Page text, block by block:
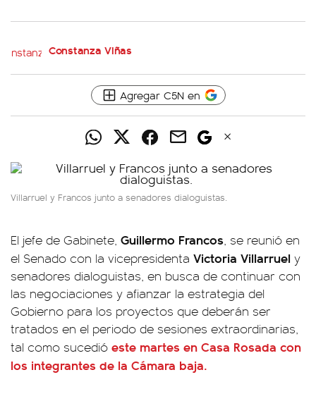
Constanza Viñas
Agregar C5N en
Villarruel y Francos junto a senadores dialoguistas.
El jefe de Gabinete, Guillermo Francos, se reunió en
el Senado con la vicepresidenta Victoria Villarruel y
senadores dialoguistas, en busca de continuar con
las negociaciones y afianzar la estrategia del
Gobierno para los proyectos que deberán ser
tratados en el periodo de sesiones extraordinarias,
tal como sucedió este martes en Casa Rosada con
los integrantes de la Cámara baja.